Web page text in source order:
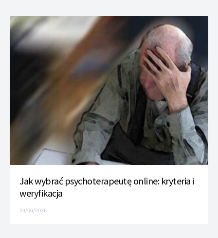
Jak wybrać psychoterapeutę online: kryteria i
weryfikacja
23/06/2026